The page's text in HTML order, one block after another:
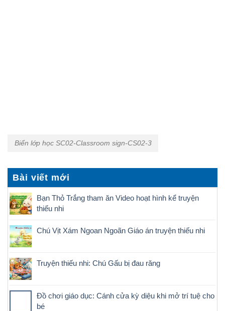
Biển lớp học SC02-Classroom sign-CS02-3
Bài viết mới
Bạn Thỏ Trắng tham ăn Video hoạt hình kể truyện
thiếu nhi
Chú Vịt Xám Ngoan Ngoãn Giáo án truyện thiếu nhi
Truyện thiếu nhi: Chú Gấu bị đau răng
Đồ chơi giáo dục: Cánh cửa kỳ diệu khi mở trí tuệ cho
bé